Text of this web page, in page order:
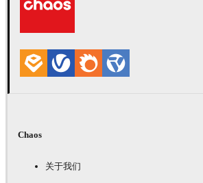
Chaos
关于我们